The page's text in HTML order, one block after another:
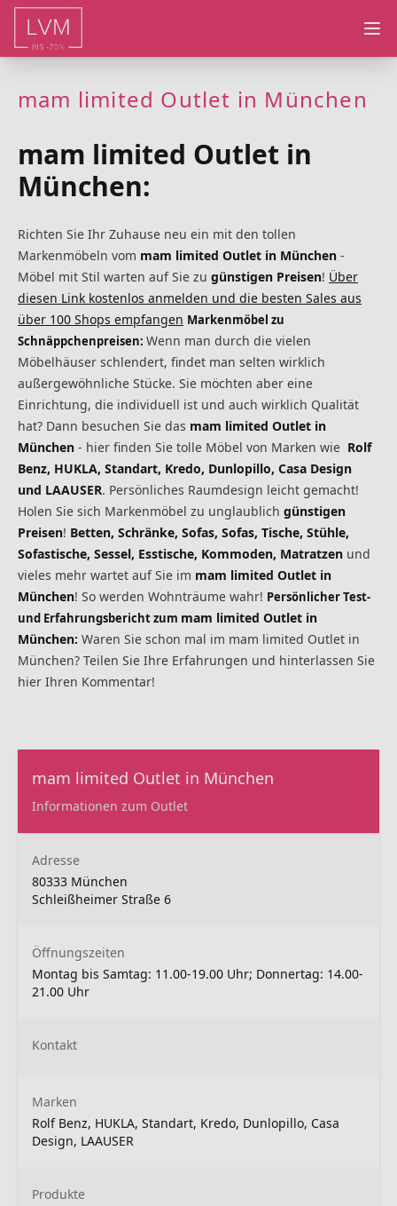
mam limited Outlet in München
mam limited Outlet in
München:
Richten Sie Ihr Zuhause neu ein mit den tollen
Markenmöbeln vom mam limited Outlet in München -
Möbel mit Stil warten auf Sie zu günstigen Preisen! Über
diesen Link kostenlos anmelden und die besten Sales aus
über 100 Shops empfangen Markenmöbel zu
Schnäppchenpreisen: Wenn man durch die vielen
Möbelhäuser schlendert, findet man selten wirklich
außergewöhnliche Stücke. Sie möchten aber eine
Einrichtung, die individuell ist und auch wirklich Qualität
hat? Dann besuchen Sie das mam limited Outlet in
München - hier finden Sie tolle Möbel von Marken wie Rolf
Benz, HUKLA, Standart, Kredo, Dunlopillo, Casa Design
und LAAUSER. Persönliches Raumdesign leicht gemacht!
Holen Sie sich Markenmöbel zu unglaublich günstigen
Preisen! Betten, Schränke, Sofas, Sofas, Tische, Stühle,
Sofastische, Sessel, Esstische, Kommoden, Matratzen und
vieles mehr wartet auf Sie im mam limited Outlet in
München! So werden Wohnträume wahr! Persönlicher Test-
und Erfahrungsbericht zum mam limited Outlet in
München: Waren Sie schon mal im mam limited Outlet in
München? Teilen Sie Ihre Erfahrungen und hinterlassen Sie
hier Ihren Kommentar!
mam limited Outlet in München
Informationen zum Outlet
Adresse
80333 München
Schleißheimer Straße 6
Öffnungszeiten
Montag bis Samtag: 11.00-19.00 Uhr; Donnertag: 14.00-
21.00 Uhr
Kontakt
Marken
Rolf Benz, HUKLA, Standart, Kredo, Dunlopillo, Casa
Design, LAAUSER
Produkte